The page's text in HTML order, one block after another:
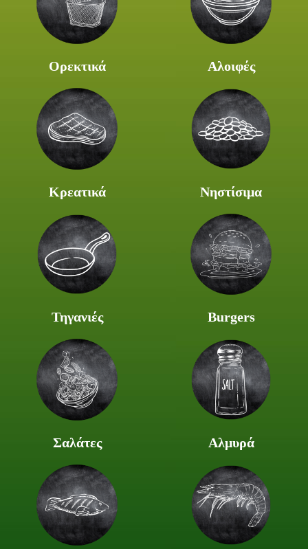
Ορεκτικά
Κρεατικά
Αλοιφές
Νηστίσιμα
Τηγανιές
Σαλάτες
Burgers
Αλμυρά